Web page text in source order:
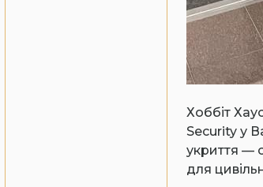
Хоббіт
Security у
укриття —
для